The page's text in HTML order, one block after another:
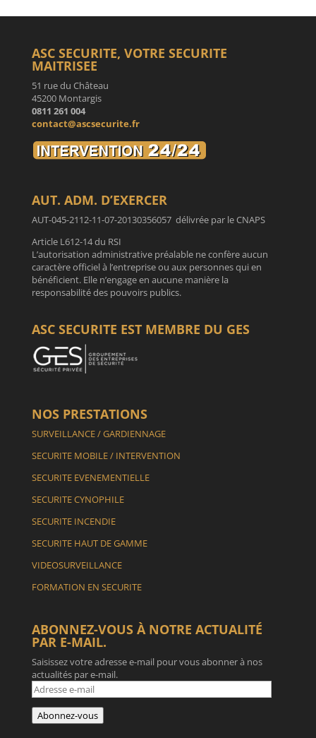
ASC SECURITE, VOTRE SECURITE
MAITRISEE
51 rue du Château
45200 Montargis
0811 261 004
contact@ascsecurite.fr
AUT. ADM. D’EXERCER
AUT-045-2112-11-07-20130356057 délivrée par le CNAPS
Article L612-14 du RSI
L’autorisation administrative préalable ne confère aucun
caractère officiel à l’entreprise ou aux personnes qui en
bénéficient. Elle n’engage en aucune manière la
responsabilité des pouvoirs publics.
ASC SECURITE EST MEMBRE DU GES
NOS PRESTATIONS
SURVEILLANCE / GARDIENNAGE
SECURITE MOBILE / INTERVENTION
SECURITE EVENEMENTIELLE
SECURITE CYNOPHILE
SECURITE INCENDIE
SECURITE HAUT DE GAMME
VIDEOSURVEILLANCE
FORMATION EN SECURITE
ABONNEZ-VOUS À NOTRE ACTUALITÉ
PAR E-MAIL.
Saisissez votre adresse e-mail pour vous abonner à nos
actualités par e-mail.
Adresse
e-
mail
Abonnez-vous